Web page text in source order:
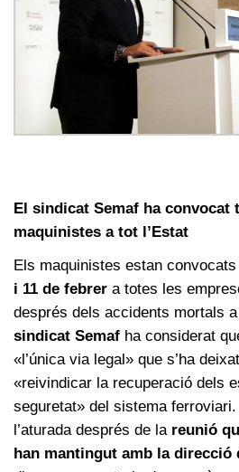
El sindicat Semaf ha convocat
maquinistes a tot l’Estat
Els maquinistes estan
i 11 de febrer a totes les
després dels accidents mortals
sindicat Semaf ha considerat
«l’única via legal» que s’ha
«reivindicar la recuperació dels
seguretat» del sistema
l’aturada després de la reunió
han mantingut amb la direcció